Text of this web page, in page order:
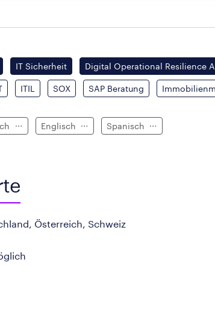
IT Sicherheit Digital Operational Resilience
ITIL SOX SAP Beratung
Englisch Spanisch
Österreich, Schweiz